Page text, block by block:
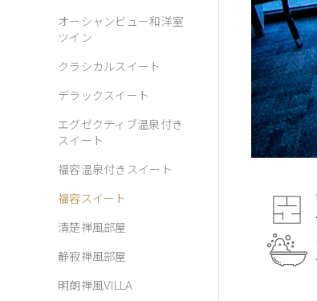
オーシャンビュー和洋室
ツイン
クラシカルスイート
デラックスイート
エグゼクティブ温泉付き
スイート
福容温泉付きスイート
福容スイート
清楚禅風部屋
静寂禅風部屋
明朗禅風VILLA